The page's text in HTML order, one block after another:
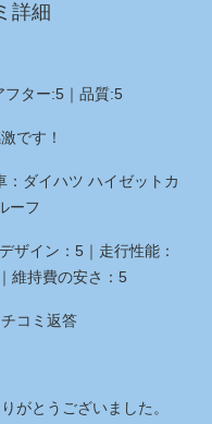
詳細
フター:5 ｜品質:5
です！
ダイハツ ハイゼットカ
ーフ
デザイン： 5 ｜ 走行性能：
｜ 維持費の安さ： 5
コミ返答
がとうございました。